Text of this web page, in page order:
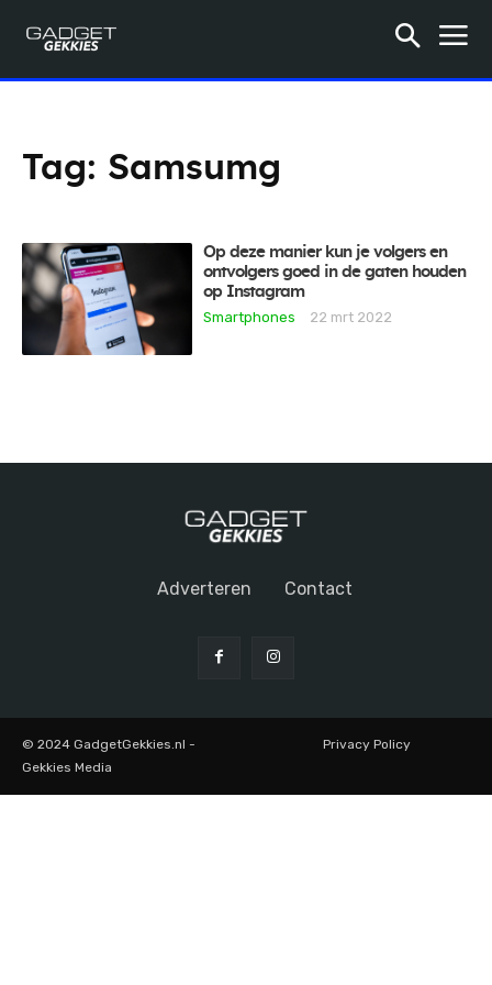
Tag: Samsumg
Op deze manier kun je volgers en
ontvolgers goed in de gaten houden
op Instagram
Smartphones
22 mrt 2022
Adverteren Contact
© 2024 GadgetGekkies.nl -
Gekkies Media
Privacy Policy